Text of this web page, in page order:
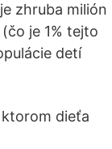
zhruba milión
je 1% tejto
detí
dieťa